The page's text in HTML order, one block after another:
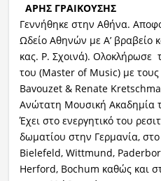
ΑΡΗΣ ΓΡΑΙΚΟΥΣΗΣ
Γεννήθηκε στην Αθήνα.
Ωδείο Αθηνών με Α’ βραβείο
κας. Ρ. Σχοινά). Ολοκλήρωσε
του (Master of Music) με τους
Bavouzet & Renate
Ανώτατη Μουσική Ακαδημία
Έχει στο ενεργητικό του
δωματίου στην Γερμανία,
Bielefeld, Wittmund,
Herford, Bochum καθώς και